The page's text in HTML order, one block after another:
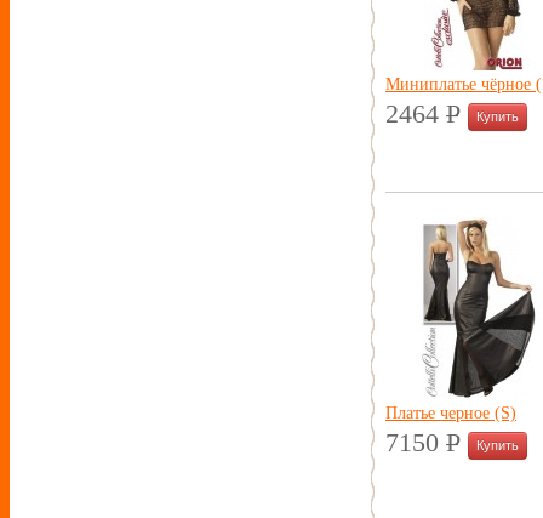
Миниплатье чёрное
2464 P
УБ.
Платье черное (S)
7150 P
УБ.